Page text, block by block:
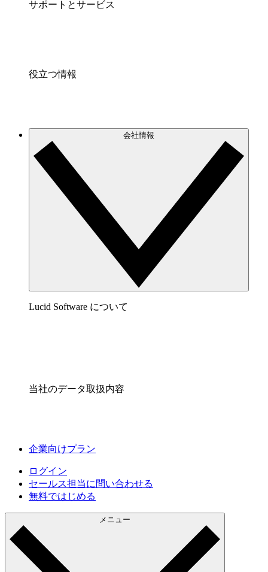
サポートとサービス
役立つ情報
会社情報
Lucid Software について
当社のデータ取扱内容
企業向けプラン
ログイン
セールス担当に問い合わせる
無料ではじめる
メニュー